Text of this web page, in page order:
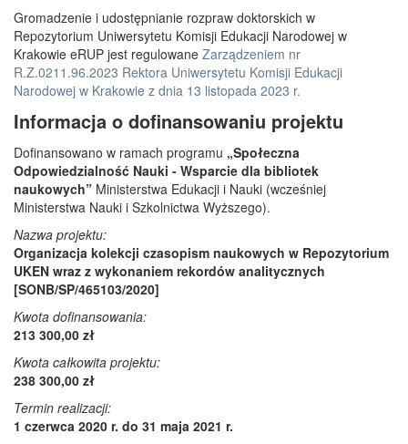
Gromadzenie i udostępnianie rozpraw doktorskich w
Repozytorium Uniwersytetu Komisji Edukacji Narodowej w
Krakowie eRUP jest regulowane Zarządzeniem nr
R.Z.0211.96.2023 Rektora Uniwersytetu Komisji Edukacji
Narodowej w Krakowie z dnia 13 listopada 2023 r.
Informacja o dofinansowaniu projektu
Dofinansowano w ramach programu „Społeczna
Odpowiedzialność Nauki - Wsparcie dla bibliotek
naukowych” Ministerstwa Edukacji i Nauki (wcześniej
Ministerstwa Nauki i Szkolnictwa Wyższego).
Nazwa projektu:
Organizacja kolekcji czasopism naukowych w Repozytorium
UKEN wraz z wykonaniem rekordów analitycznych
[SONB/SP/465103/2020]
Kwota dofinansowania:
213 300,00 zł
Kwota całkowita projektu:
238 300,00 zł
Termin realizacji:
1 czerwca 2020 r. do 31 maja 2021 r.